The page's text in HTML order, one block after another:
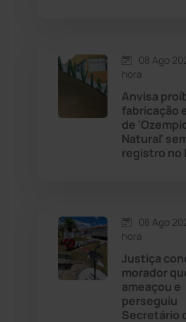
Cordeiros
Dom Basílio
Érico Cardoso
Esportes
08 Ago
hora
Anvisa
fabricação
de
Natural'
registro no
08 Ago
hora
Justiça
morador
ameaçou e
perseguiu
Secretário